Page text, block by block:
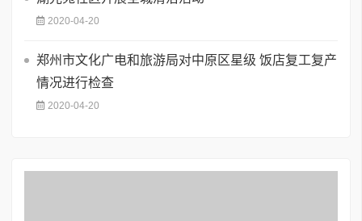
2020-04-20
郑州市文化广电和旅游局对中原区星级 饭店复工复产
情况进行检查
2020-04-20